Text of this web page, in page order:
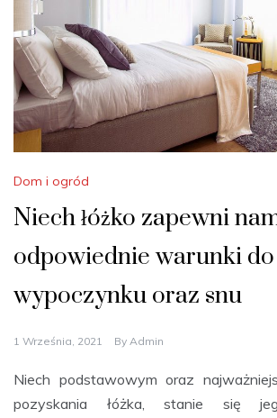
Dom i ogród
Niech łóżko zapewni
odpowiednie warunki do
wypoczynku oraz snu
1 Września, 2021 By Admin
Niech podstawowym oraz
pozyskania łóżka, stanie się